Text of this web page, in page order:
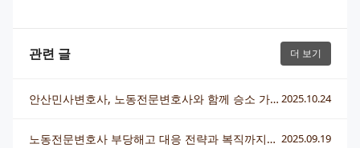
관련 글 더 보기
안산민사변호사, 노동전문변호사와 함께 승소 가능성을 높이는 전략 2025.10.24
노동전문변호사 부당해고 대응 전략과 복직까지의 실제 해결 과정 2025.09.19